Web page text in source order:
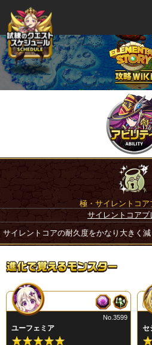
極・サイレントコア
サイレントコアブ
サイレントコアの耐久度をかなり大きく
ユーフェミア
No.3599
セ